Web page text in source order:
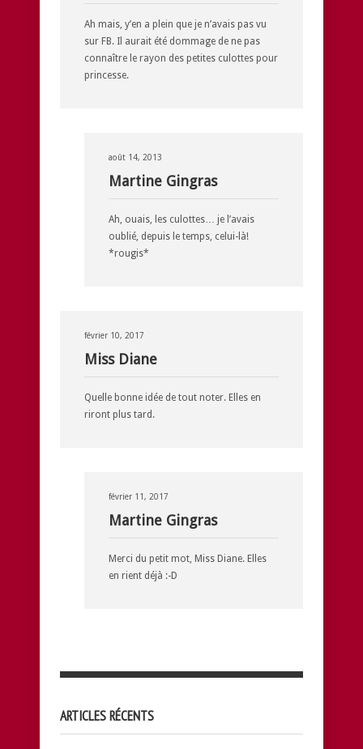
Ah mais, y’en a plein que je n’avais pas vu
sur FB. Il aurait été dommage de ne pas
connaître le rayon des petites culottes pour
princesse.
août 14, 2013
Martine Gingras
Ah, ouais, les culottes… je l’avais
oublié, depuis le temps, celui-là!
*rougis*
février 10, 2017
Miss Diane
Quelle bonne idée de tout noter. Elles en
riront plus tard.
février 11, 2017
Martine Gingras
Merci du petit mot, Miss Diane. Elles
en rient déjà :-D
ARTICLES RÉCENTS